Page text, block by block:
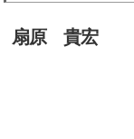
扇原 貴宏